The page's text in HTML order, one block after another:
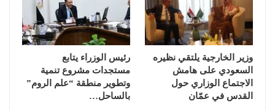
وزير الخارجية يلتقي نظيره
السعودي على هامش
الاجتماع الوزاري حول
القدس في عمّان
رئيس الوزراء يتابع
مستجدات مشروع تنمية
وتطوير منطقة “علم الروم”
بالساحل…